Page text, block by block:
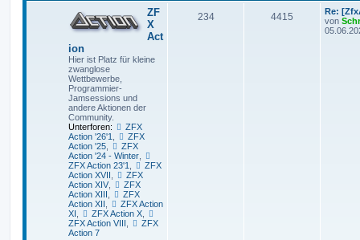
ZF
X
Act
ion
Hier ist Platz für kleine
zwanglose
Wettbewerbe,
Programmier-
Jamsessions und
andere Aktionen der
Community.
Unterforen:
ZFX
Action '26'1,
ZFX
Action '25,
ZFX
Action '24 - Winter,
ZFX Action 23'1,
ZFX
Action XVII ,
ZFX
Action XIV,
ZFX
Action XIII ,
ZFX
Action XII ,
ZFX Action
XI , ZFX Action X,
ZFX Action VIII ,
ZFX
Action 7
234 4415
Re:
von